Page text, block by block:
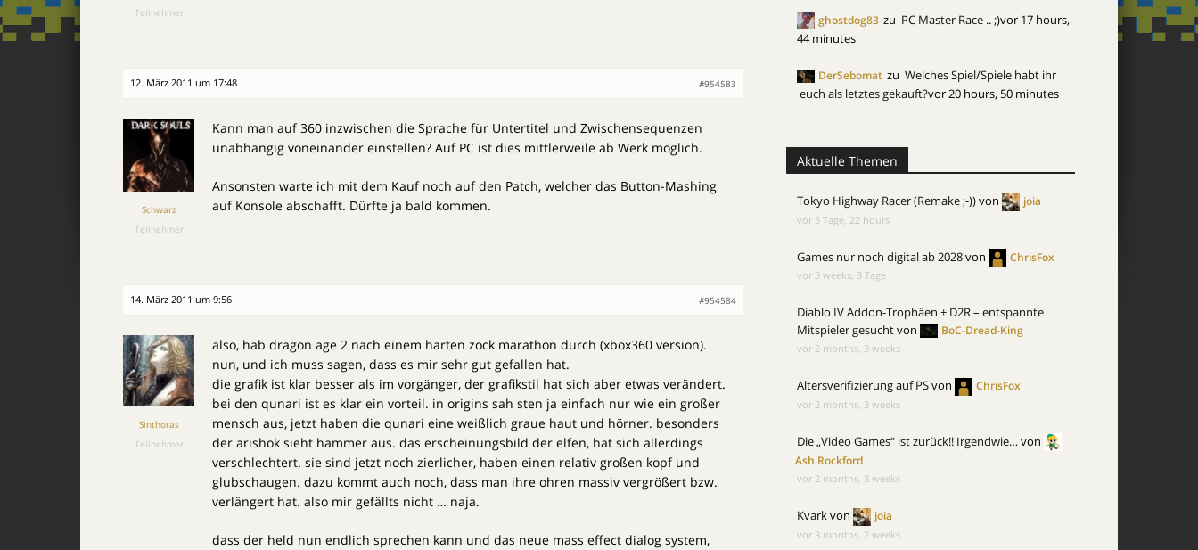
Teilnehmer
12. März 2011 um 17:48 #954583
Schwarz
Teilnehmer
Kann man auf 360 inzwischen die Sprache für Untertitel und Zwischensequenzen
unabhängig voneinander einstellen? Auf PC ist dies mittlerweile ab Werk möglich.
Ansonsten warte ich mit dem Kauf noch auf den Patch, welcher das Button-Mashing
auf Konsole abschafft. Dürfte ja bald kommen.
14. März 2011 um 9:56 #954584
Sinthoras
Teilnehmer
also, hab dragon age 2 nach einem harten zock marathon durch (xbox360 version).
nun, und ich muss sagen, dass es mir sehr gut gefallen hat.
die grafik ist klar besser als im vorgänger, der grafikstil hat sich aber etwas verändert.
bei den qunari ist es klar ein vorteil. in origins sah sten ja einfach nur wie ein großer
mensch aus, jetzt haben die qunari eine weißlich graue haut und hörner. besonders
der arishok sieht hammer aus. das erscheinungsbild der elfen, hat sich allerdings
verschlechtert. sie sind jetzt noch zierlicher, haben einen relativ großen kopf und
glubschaugen. dazu kommt auch noch, dass man ihre ohren massiv vergrößert bzw.
verlängert hat. also mir gefällts nicht … naja.
dass der held nun endlich sprechen kann und das neue mass effect dialog system,
ghostdog83 zu PC Master Race .. ;)vor 17 hours,
44 minutes
DerSebomat zu Welches Spiel/Spiele habt ihr
euch als letztes gekauft?vor 20 hours, 50 minutes
Aktuelle Themen
Tokyo Highway Racer (Remake ;-))von joia
vor 3 Tage, 22 hours
Games nur noch digital ab 2028von ChrisFox
vor 3 weeks, 3 Tage
Diablo IV Addon-Trophäen + D2R – entspannte
Mitspieler gesuchtvon BoC-Dread-King
vor 2 months, 3 weeks
Altersverifizierung auf PSvon ChrisFox
vor 2 months, 3 weeks
Die „Video Games“ ist zurück!! Irgendwie…von
Ash Rockford
vor 2 months, 3 weeks
Kvarkvon joia
vor 3 months, 2 weeks